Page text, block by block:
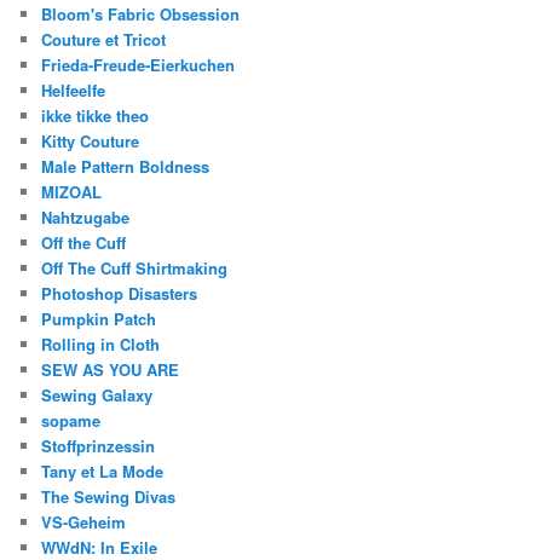
Bloom's Fabric Obsession
Couture et Tricot
Frieda-Freude-Eierkuchen
Helfeelfe
ikke tikke theo
Kitty Couture
Male Pattern Boldness
MIZOAL
Nahtzugabe
Off the Cuff
Off The Cuff Shirtmaking
Photoshop Disasters
Pumpkin Patch
Rolling in Cloth
SEW AS YOU ARE
Sewing Galaxy
sopame
Stoffprinzessin
Tany et La Mode
The Sewing Divas
VS-Geheim
WWdN: In Exile